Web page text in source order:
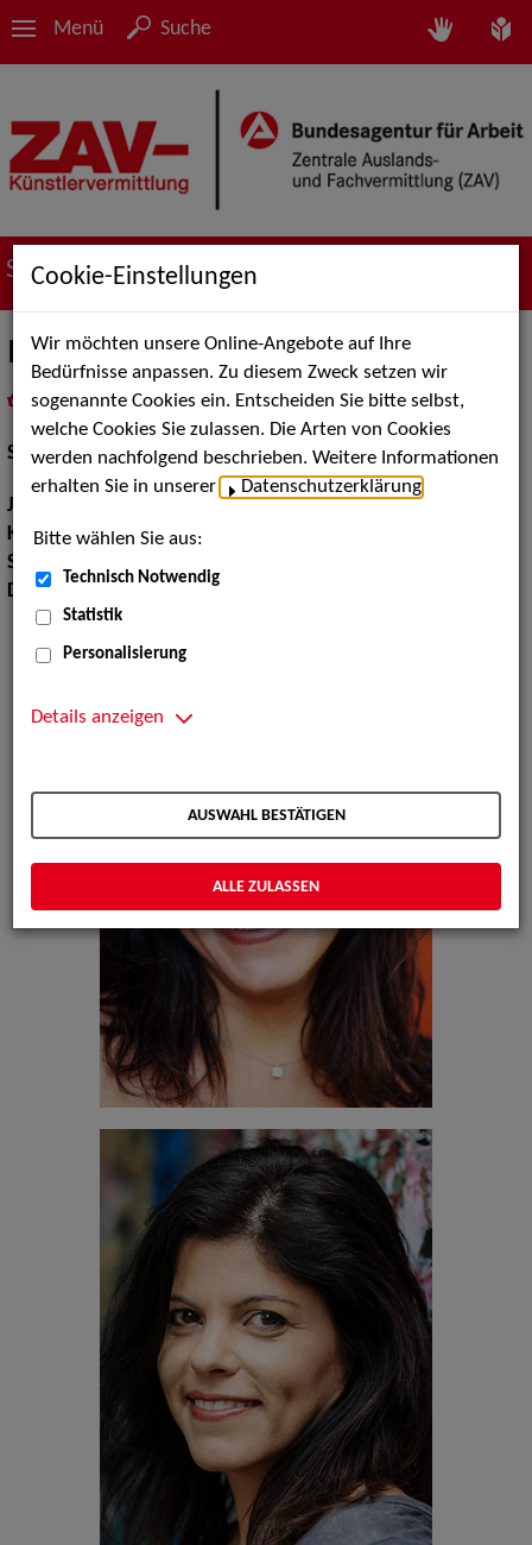
Menü Suche
Suche nach Künstler*innen
Isis Simone Schabana
als PDF speichern
inMeine Merklistelegen
Schauspiel:Film und TV
Jahrgang:
Körpergröße:165 cm
Sprachen:
Dialekte:
Cookie-Einstellungen
Wir möchten unsere Online-Angebote auf Ihre
Bedürfnisse anpassen. Zu diesem Zweck setzen wir
sogenannte Cookies ein. Entscheiden Sie bitte selbst,
welche Cookies Sie zulassen. Die Arten von Cookies
werden nachfolgend beschrieben. Weitere Informationen
erhalten Sie in unserer
Datenschutzerklärung
Bitte wählen Sie aus:
Technisch Notwendig
Statistik
Personalisierung
Details anzeigen
AUSWAHL BESTÄTIGEN
ALLE ZULASSEN